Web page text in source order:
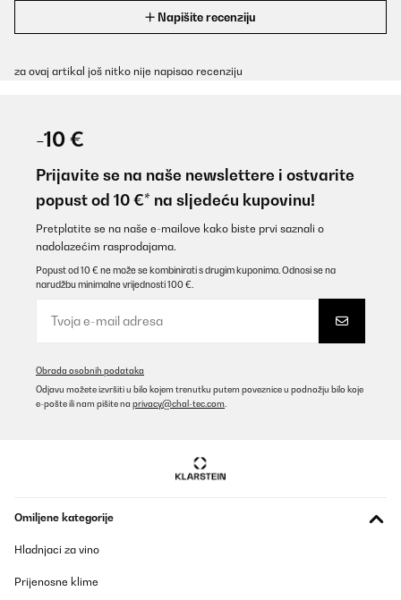
Napišite recenziju
za ovaj artikal još nitko nije napisao recenziju
-10 €
Prijavite se na naše newslettere i ostvarite
popust od 10 €* na sljedeću kupovinu!
Pretplatite se na naše e-mailove kako biste prvi saznali o
nadolazećim rasprodajama.
Popust od 10 € ne može se kombinirati s drugim kuponima. Odnosi se na
narudžbu minimalne vrijednosti 100 €.
Obrada osobnih podataka
Odjavu možete izvršiti u bilo kojem trenutku putem poveznice u podnožju bilo koje
e-pošte ili nam pišite na privacy@chal-tec.com
Omiljene kategorije
Hladnjaci za vino
Prijenosne klime